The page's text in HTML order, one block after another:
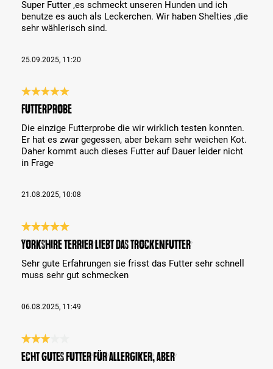
Super Futter ,es schmeckt unseren Hunden und ich
benutze es auch als Leckerchen. Wir haben Shelties ,die
sehr wählerisch sind.
25.09.2025, 11:20
Bewertung mit 5 von 5 Sternen
Futterprobe
Die einzige Futterprobe die wir wirklich testen konnten.
Er hat es zwar gegessen, aber bekam sehr weichen Kot.
Daher kommt auch dieses Futter auf Dauer leider nicht
in Frage
21.08.2025, 10:08
Bewertung mit 5 von 5 Sternen
Yorkshire Terrier liebt das Trockenfutter
Sehr gute Erfahrungen sie frisst das Futter sehr schnell
muss sehr gut schmecken
06.08.2025, 11:49
Bewertung mit 3 von 5 Sternen
Echt gutes Futter für Allergiker, aber…